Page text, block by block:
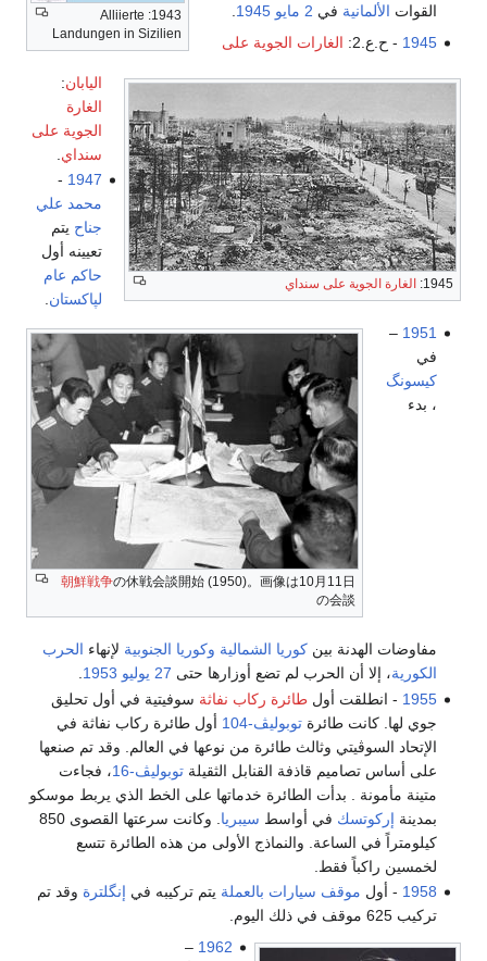
1943: Alliierte
Landungen in Sizilien
القوات الألمانية في 2 مايو 1945
1945: الغارة الجوية على سنداي
1945 - ح.ع.2: الغارات الجوية على
اليابان:
الغارة
الجوية على
سنداي
1947
-
محمد علي
جناح يتم
تعيينه أول
حاكم عام
لپاكستان.
朝鮮戦争の休戦会談開始 (1950)。画像は10月11日
の会談
1951
–
في
كيسونگ
، بدء
مفاوضات الهدنة بينكوريا الشمالية وكوريا الجنوبية لإنهاء الحرب
الكورية، إلا أن الحرب لم تضع أوزارها حتى 27 يوليو 1953
.
1955 - انطلقت أولطائرة ركاب نفاثة سوفيتية في أول تحليق
جوي لها. كانت طائرةتوبوليڤ-104
أول طائرة ركاب نفاثة في
الإتحاد السوڤيتي وثالث طائرة من نوعها في العالم. وقد تم صنعها
على أساس تصاميم قاذفة القنابل الثقيلةتوبوليڤ-16
، فجاءت
متينة مأمونة . بدأت الطائرة خدماتها على الخط الذي يربط موسكو
بمدينة إركوتسك في أواسط سيبريا
. وكانت سرعتها القصوى 850
كيلومتراً في الساعة. والنماذج الأولى من هذه الطائرة تتسع
لخمسين راكباً فقط.
1958 - أول موقف سيارات بالعملة يتم تركيبه في إنگلترة وقد تم
تركيب 625 موقف في ذلك اليوم.
1962
–